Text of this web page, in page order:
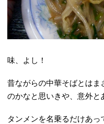
味、よし！
昔ながらの中華そばとはま
のかなと思いきや、意外と
タンメンを名乗るだけあ